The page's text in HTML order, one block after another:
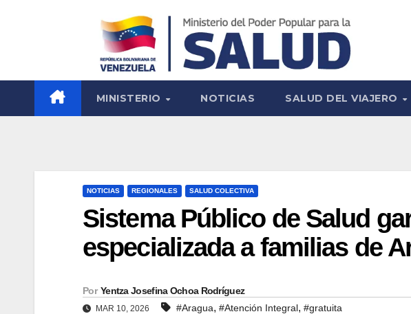
MINISTERIO NOTICIAS SALUD DEL VIAJERO
NOTICIAS REGIONALES SALUD COLECTIVA
Sistema Público de Salud
especializada a familias de
Por Yentza Josefina Ochoa Rodríguez
MAR 10, 2026 #Aragua, #Atención Integral, #gratuita